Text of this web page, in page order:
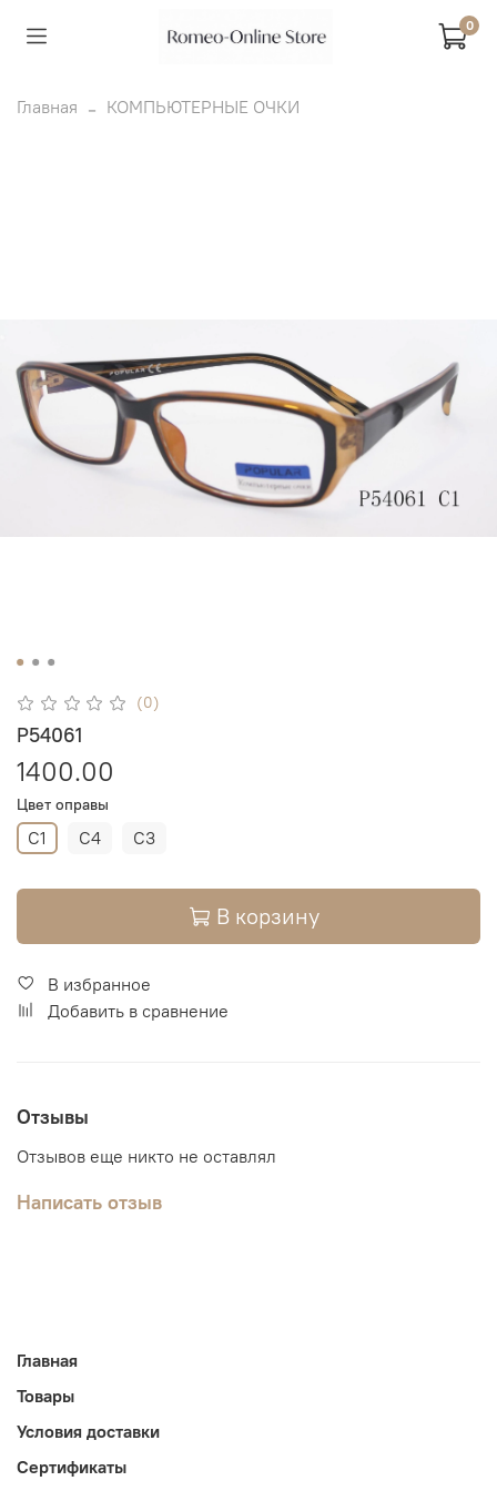
0
Главная КОМПЬЮТЕРНЫЕ ОЧКИ
(0)
P54061
1400.00
Цвет оправы
C1 C4 C3
В корзину
В избранное
Добавить в сравнение
Отзывы
Отзывов еще никто не оставлял
Написать отзыв
Главная
Товары
Условия доставки
Сертификаты